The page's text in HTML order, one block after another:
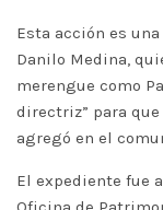
Esta acción es
Danilo Medina,
merengue como
directriz” para
agregó en el
El expediente fue